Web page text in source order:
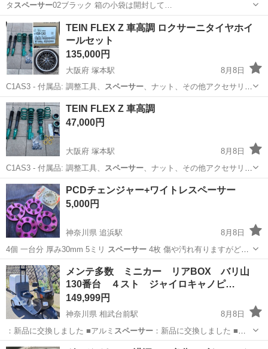
タ スペーサー 02ブラック 箱の小袋は開封して…
神奈川 横浜市 その他
TEIN FLEX Z 車高調 ロクサーニタイヤホイ
ールセット
135,000円
大阪府 塚本駅
8月8日
C1AS3 - 付属品: 調整工具、 スペーサー、ナット、その他アクセサリ
ー、 画像…
大阪 大阪市 タイヤ、ホイール
TEIN FLEX Z 車高調
47,000円
大阪府 塚本駅
8月8日
C1AS3 - 付属品: 調整工具、
スペーサー、ナット、その他アクセサリ
ー、 画像…
大阪 大阪市 ZRR
PCDチェンジャー+ワイトレスペーサー
5,000円
神奈川県 追浜駅
8月8日
4個 一台分 厚み30mm 5ミリ スペーサー4枚 傷や汚れ有りますがどち
らも…
神奈川 横浜市 追浜駅 タイヤ、ホイール
メンテ多数 ミニカー リアBOX バリ山
130番台 ４スト ジャイロキャノピ…
149,999円
神奈川県 相武台前駅
8月8日
：新品に交換しました ■アルミ スペーサー：新品に交換しました ■ク
ーラ…
神奈川 相模原市 相武台前駅 ホンダ 手数料